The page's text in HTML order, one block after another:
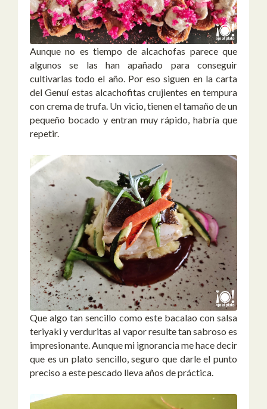
Aunque no es tiempo de alcachofas parece que
algunos se las han apañado para conseguir
cultivarlas todo el año. Por eso siguen en la carta
del Genuí estas alcachofitas crujientes en tempura
con crema de trufa. Un vicio, tienen el tamaño de un
pequeño bocado y entran muy rápido, habría que
repetir.
Que algo tan sencillo como este bacalao con salsa
teriyaki y verduritas al vapor resulte tan sabroso es
impresionante. Aunque mi ignorancia me hace decir
que es un plato sencillo, seguro que darle el punto
preciso a este pescado lleva años de práctica.